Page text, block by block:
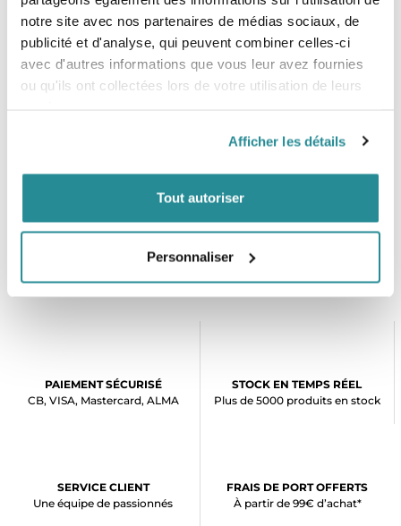
notre site avec nos partenaires de médias sociaux, de
publicité et d'analyse, qui peuvent combiner celles-ci
avec d'autres informations que vous leur avez fournies
ou qu'ils ont collectées lors de votre utilisation de leurs
Afficher les détails
Tout autoriser
Personnaliser
Tailles
- S
- L
- XL
PAIEMENT SÉCURISÉ
CB, VISA, Mastercard, ALMA
STOCK EN TEMPS RÉEL
Plus de 5000 produits en stock
SERVICE CLIENT
Une équipe de passionnés
FRAIS DE PORT OFFERTS
À partir de 99€ d’achat*